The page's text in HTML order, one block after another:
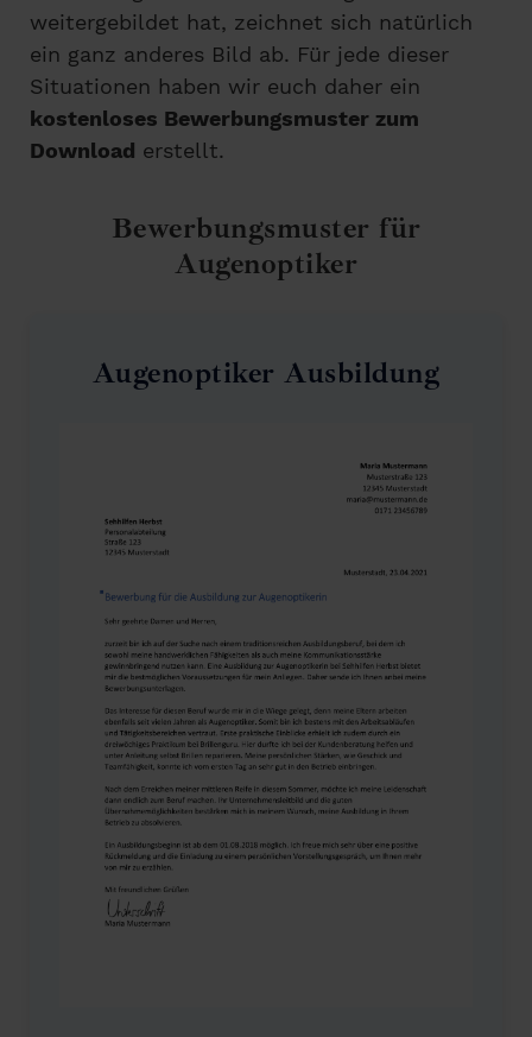
weitergebildet hat, zeichnet sich natürlich
ein ganz anderes Bild ab. Für jede dieser
Situationen haben wir euch daher ein
kostenloses Bewerbungsmuster zum
Download erstellt.
Bewerbungsmuster für
Augenoptiker
Augenoptiker Ausbildung